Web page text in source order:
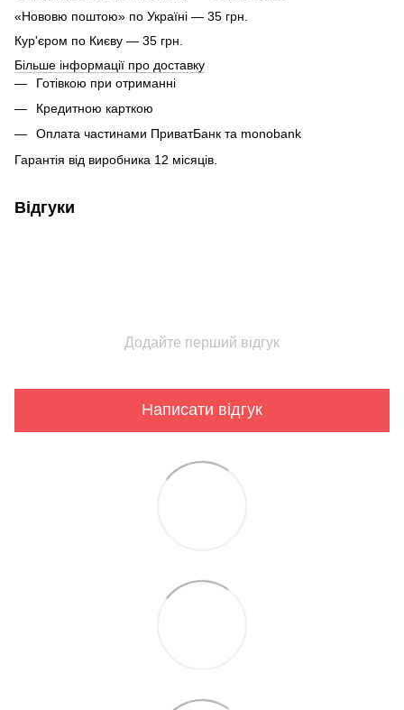
«Нововю поштою» по Україні — 35 грн.
Кур'єром по Києву — 35 грн.
Більше інформації про доставку
Готівкою при отриманні
Кредитною карткою
Оплата частинами ПриватБанк та monobank
Гарантія від виробника 12 місяців.
Відгуки
Додайте перший відгук
Написати відгук